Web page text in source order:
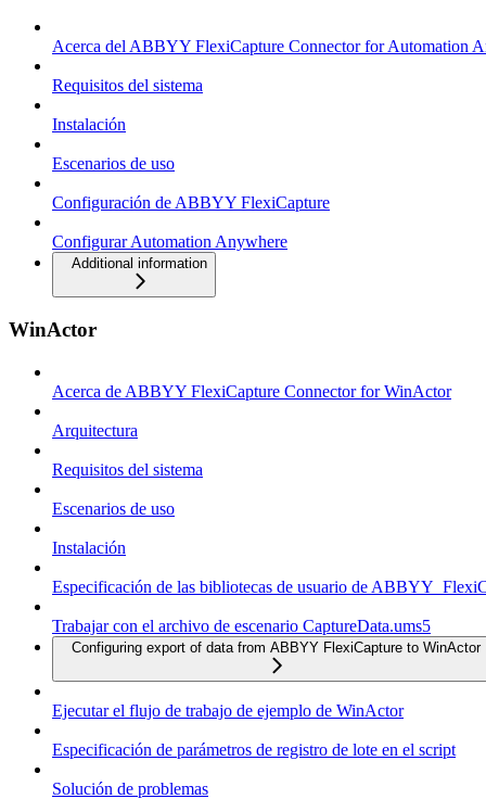
Acerca del ABBYY FlexiCapture Connector for Automation
Requisitos del sistema
Instalación
Escenarios de uso
Configuración de ABBYY FlexiCapture
Configurar Automation Anywhere
Additional information
WinActor
Acerca de ABBYY FlexiCapture Connector for WinActor
Arquitectura
Requisitos del sistema
Escenarios de uso
Instalación
Especificación de las bibliotecas de usuario de
Trabajar con el archivo de escenario CaptureData.ums5
Configuring export of data from ABBYY FlexiCapture to WinActor
Ejecutar el flujo de trabajo de ejemplo de WinActor
Especificación de parámetros de registro de lote en el script
Solución de problemas